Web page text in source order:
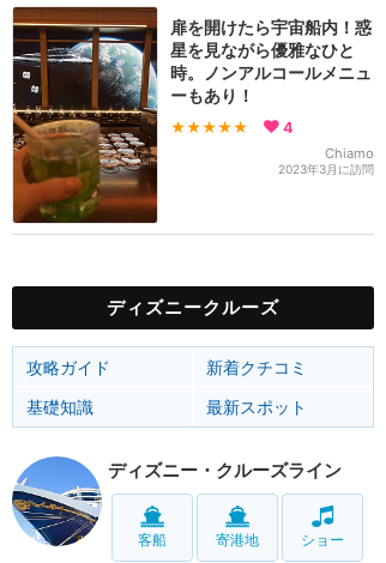
扉を開けたら宇宙船内！惑
星を見ながら優雅なひと
時。ノンアルコールメニュ
ーもあり！
★★★★★ 4
Chiamo
2023年3月に訪問
ディズニークルーズ
攻略ガイド
新着クチコミ
基礎知識
最新スポット
ディズニー・クルーズライン
客船 寄港地 ショー